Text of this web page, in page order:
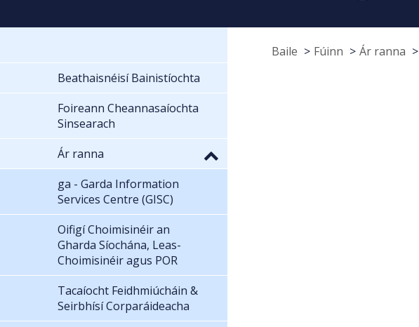
Baile Fúinn Ár ranna
Beathaisnéisí Bainistíochta
Foireann Cheannasaíochta
Sinsearach
Ár ranna
ga - Garda Information
Services Centre (GISC)
Oifigí Choimisinéir an
Gharda Síochána, Leas-
Choimisinéir agus POR
Tacaíocht Feidhmiúcháin &
Seirbhísí Corparáideacha